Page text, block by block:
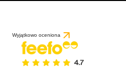
Wyjątkowo oceniona